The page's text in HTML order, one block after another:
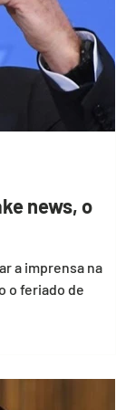
news, o
a imprensa na
o feriado de